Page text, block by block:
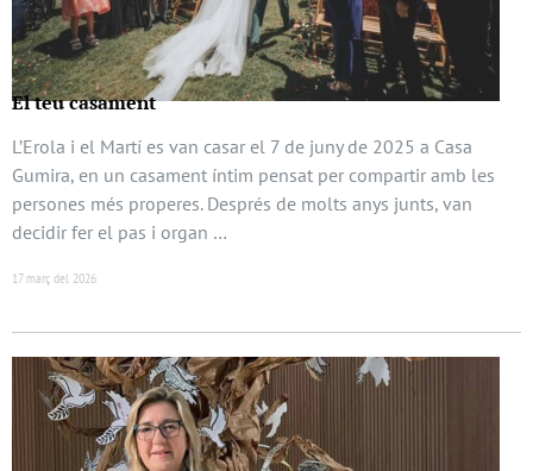
El teu casament
L’Erola i el Martí es van casar el 7 de juny de 2025 a Casa
Gumira, en un casament íntim pensat per compartir amb les
persones més properes. Després de molts anys junts, van
decidir fer el pas i organ …
17 març del 2026